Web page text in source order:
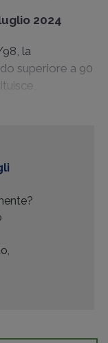
2024
la
superiore a 90